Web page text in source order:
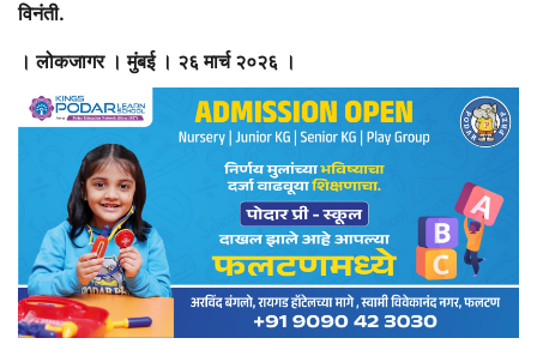
विनंती.
। लोकजागर । मुंबई । २६ मार्च २०२६ ।